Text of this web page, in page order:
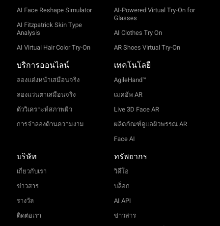
AI Face Reshape Simulator
AI Fitzpatrick Skin Type
Analysis
AI Virtual Hair Color Try-On
AI-Powered Virtual Try-On for
Glasses
AI Clothes Try On
AR Shoes Virtual Try-On
บริการออนไลน์
ลองแต่งหน้าเสมือนจริง
ลองแว่นตาเสมือนจริง
ตัววิเคราะห์สภาพผิว
การจำลองด้านความงาม
เทคโนโลยี
AgileHand™
เมคอัพ AR
Live 3D Face AR
ผลิตภัณฑ์ดูแลผิวพรรณ AR
Face AI
บริษัท
เกี่ยวกับเรา
ข่าวสาร
รางวัล
ติดต่อเรา
ทรัพยากร
วิดีโอ
บล็อก
AI API
ข่าวสาร